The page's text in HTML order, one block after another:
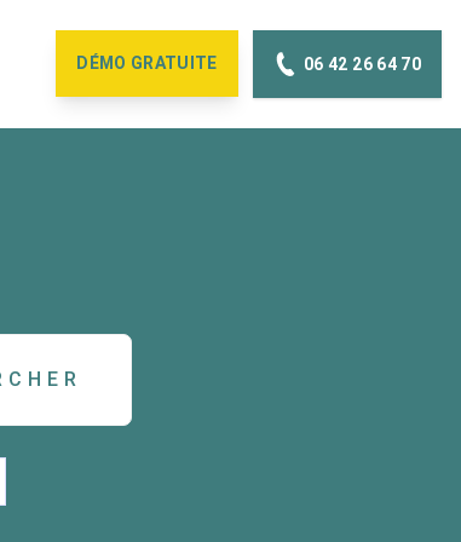
DÉMO GRATUITE 06 42 26 64 70